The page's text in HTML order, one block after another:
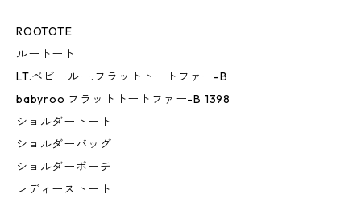
ROOTOTE
ルートート
LT.ベビールー.フラットトートファー-B
babyroo フラットトートファー-B 1398
ショルダートート
ショルダーバッグ
ショルダーポーチ
レディーストート